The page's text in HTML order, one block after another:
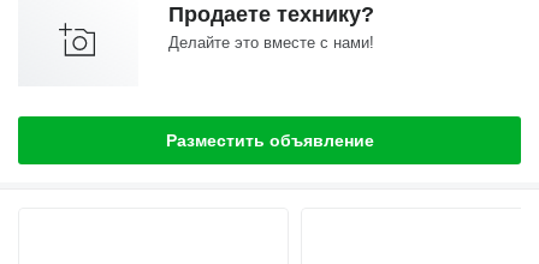
Продаете технику?
Делайте это вместе с нами!
Разместить объявление